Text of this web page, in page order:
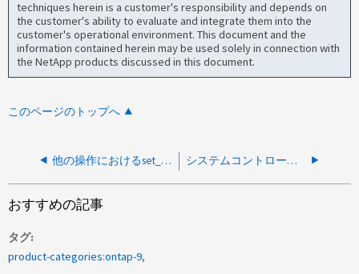
techniques herein is a customer's responsibility and depends on
the customer's ability to evaluate and integrate them into the
customer's operational environment. This document and the
information contained herein may be used solely in connection with
the NetApp products discussed in this document.
このページのトップへ
他の操作におけるset_infoからのCIFSレイテンシが高い システムコントローラーの交換中にCPU使用率が高いという警告が表示される
おすすめの記事
タグ
product-categories:ontap-9